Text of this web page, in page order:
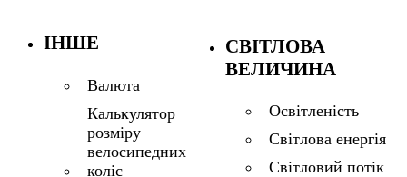
ІНШЕ
Валюта
Калькулятор
розміру
велосипедних
коліс
СВІТЛОВА
ВЕЛИЧИНА
Освітленість
Світлова енергія
Світловий потік